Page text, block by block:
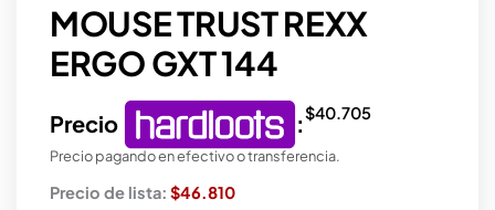
MOUSE TRUST REXX
ERGO GXT 144
Precio :$40.705
Precio pagando en efectivo o transferencia.
Precio de lista: $46.810